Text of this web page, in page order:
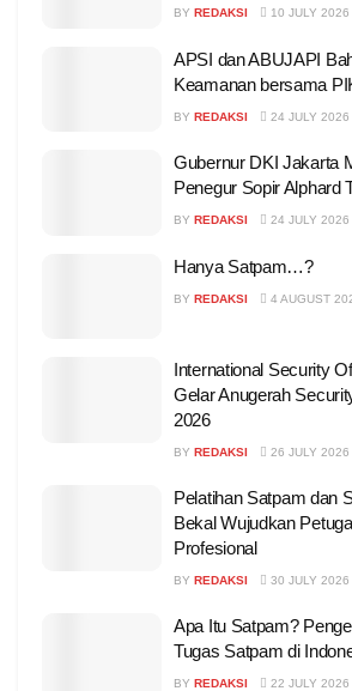
BY REDAKSI 10 JULY 2026
APSI dan ABUJAPI
Keamanan bersama
BY REDAKSI 24 JULY 2026
Gubernur DKI Jakarta
Penegur Sopir Alphard
BY REDAKSI 24 JULY 2026
Hanya Satpam…?
BY REDAKSI 4 AUGUST
International Security
Gelar Anugerah
2026
BY REDAKSI 26 JULY 2026
Pelatihan Satpam dan
Bekal Wujudkan
Profesional
BY REDAKSI 30 JULY 2026
Apa Itu Satpam?
Tugas Satpam di
BY REDAKSI 22 JULY 2026